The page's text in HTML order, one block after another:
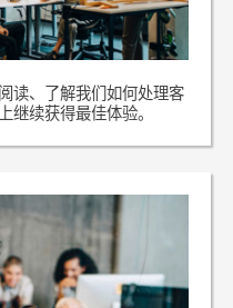
读、了解我们如何处理客
继续获得最佳体验。